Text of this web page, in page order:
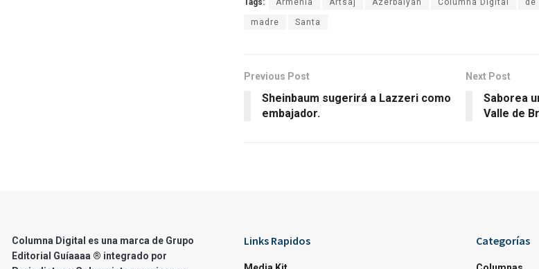
madre Santa
Previous Post
Sheinbaum sugerirá a Lazzeri como
embajador.
Next Post
Saborea
Valle de
Columna Digital es una marca de Grupo
Editorial Guíaaaa ® integrado por
Links Rapidos Categorías